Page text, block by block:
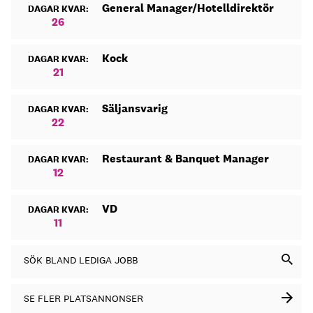
DAGAR KVAR:
26
General Manager/Hotelldirektör
DAGAR KVAR:
21
Kock
DAGAR KVAR:
22
Säljansvarig
DAGAR KVAR:
12
Restaurant & Banquet Manager
DAGAR KVAR:
11
VD
SÖK BLAND LEDIGA JOBB
SE FLER PLATSANNONSER